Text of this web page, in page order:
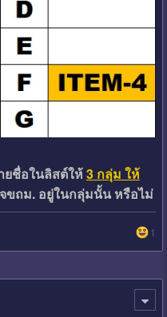
ยชื่อในลิสต์ให้3 กลุ่ม ให้
ขถม. อยู่ในกลุ่มนั้น หรือไม่
1